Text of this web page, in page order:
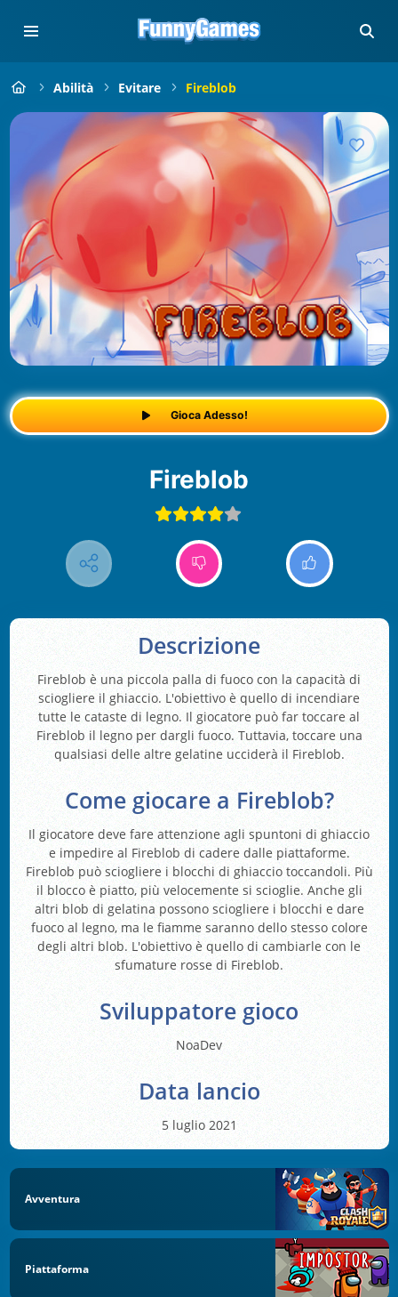
Abilità Evitare Fireblob
Gioca Adesso!
Fireblob
Descrizione
Fireblob è una piccola palla di fuoco con la capacità di
sciogliere il ghiaccio. L'obiettivo è quello di incendiare
tutte le cataste di legno. Il giocatore può far toccare al
Fireblob il legno per dargli fuoco. Tuttavia, toccare una
qualsiasi delle altre gelatine ucciderà il Fireblob.
Come giocare a Fireblob?
Il giocatore deve fare attenzione agli spuntoni di ghiaccio
e impedire al Fireblob di cadere dalle piattaforme.
Fireblob può sciogliere i blocchi di ghiaccio toccandoli. Più
il blocco è piatto, più velocemente si scioglie. Anche gli
altri blob di gelatina possono sciogliere i blocchi e dare
fuoco al legno, ma le fiamme saranno dello stesso colore
degli altri blob. L'obiettivo è quello di cambiarle con le
sfumature rosse di Fireblob.
Sviluppatore gioco
NoaDev
Data lancio
5 luglio 2021
Avventura
Piattaforma